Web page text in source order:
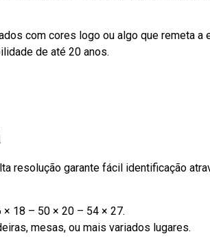
com cores logo ou algo que remeta a
de até 20 anos.
resolução garante fácil identificação
18 – 50 × 20 – 54 × 27.
mesas, ou mais variados lugares.